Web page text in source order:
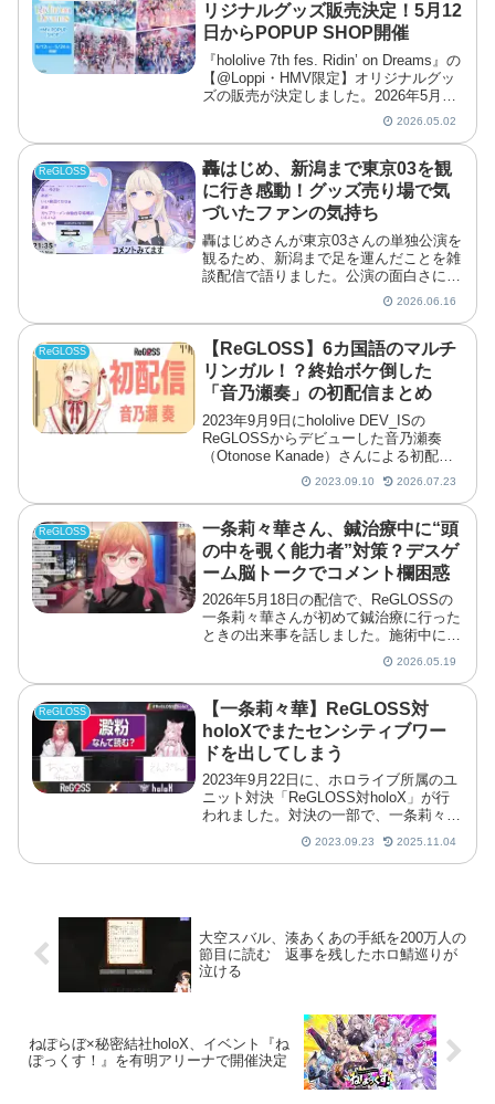
リジナルグッズ販売決定！5月12
日からPOPUP SHOP開催
『hololive 7th fes. Ridin’ on Dreams』の
【@Loppi・HMV限定】オリジナルグッ
ズの販売が決定しました。2026年5月12
日からはHMV5店舗でPOPUP SHOPが
始まり、@LoppiとHMV&BOOK...
2026.05.02
ReGLOSS
轟はじめ、新潟まで東京03を観
に行き感動！グッズ売り場で気
づいたファンの気持ち
轟はじめさんが東京03さんの単独公演を
観るため、新潟まで足を運んだことを雑
談配信で語りました。公演の面白さに感
動し、現地グッズを前にしてファンの気
2026.06.16
ReGLOSS
【ReGLOSS】6カ国語のマルチ
リンガル！？終始ボケ倒した
「音乃瀬奏」の初配信まとめ
2023年9月9日にhololive DEV_ISの
ReGLOSSからデビューした音乃瀬奏
（Otonose Kanade）さんによる初配信
が行われました。本記事では配信内容に
ついてまとめています。
2023.09.10 2026.07.23
ReGLOSS
一条莉々華さん、鍼治療中に“頭
の中を覗く能力者”対策？デスゲ
ーム脳トークでコメント欄困惑
2026年5月18日の配信で、ReGLOSSの
一条莉々華さんが初めて鍼治療に行った
ときの出来事を話しました。施術中に動
いたら危ないと緊張する一方で、相手が
頭の中を覗く能力者だった場合に備える
という独特の発想まで飛び出していま
す。一条莉々華さ...
2026.05.19
ReGLOSS
【一条莉々華】ReGLOSS対
holoXでまたセンシティブワー
ドを出してしまう
2023年9月22日に、ホロライブ所属のユ
ニット対決「ReGLOSS対holoX」が行
われました。対決の一部で、一条莉々華
さんの回答がセンシティブだと話題にな
2023.09.23 2025.11.04
大空スバル、湊あくあの手紙を200万人の
節目に読む 返事を残したホロ鯖巡りが
泣ける
ねぽらぼ×秘密結社holoX、イベント『ね
ぽっくす！』を有明アリーナで開催決定